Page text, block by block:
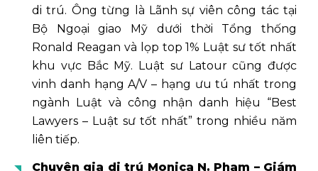
di trú. Ông từng là Lãnh sự viên công tác tại
Bộ Ngoại giao Mỹ dưới thời Tổng thống
Ronald Reagan và lọp top 1% Luật sư tốt nhất
khu vực Bắc Mỹ. Luật sư Latour cũng được
vinh danh hạng A/V – hạng ưu tú nhất trong
ngành Luật và công nhận danh hiệu “Best
Lawyers – Luật sư tốt nhất” trong nhiều năm
liên tiếp.
Chuyên gia di trú Monica N. Pham – Giám